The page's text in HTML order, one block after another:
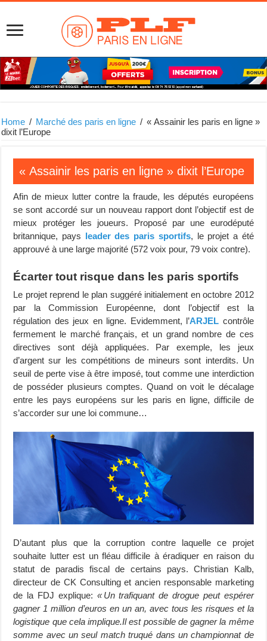
Home / Marché des paris en ligne / « Assainir les paris en ligne »
dixit l’Europe
« Assainir les paris en ligne » dixit l’Europe
Afin de mieux lutter contre la fraude, les députés européens
se sont accordé sur un nouveau rapport dont l’objectif est de
mieux protéger les joueurs. Proposé par une eurodéputé
britannique, pays leader des paris sportifs, le projet a été
approuvé à une large majorité (572 voix pour, 79 voix contre).
Écarter tout risque dans les paris sportifs
Le projet reprend le plan suggéré initialement en octobre 2012
par la Commission Européenne, dont l’objectif est la
régulation des jeux en ligne. Evidemment, l’ARJEL contrôle
fermement le marché français, et un grand nombre de ces
directives sont déjà appliquées. Par exemple, les jeux
d’argent sur les compétitions de mineurs sont interdits. Un
seuil de perte vise à être imposé, tout comme une interdiction
de posséder plusieurs comptes. Quand on voit le décalage
entre les pays européens sur les paris en ligne, difficile de
s’accorder sur une loi commune…
D’autant plus que la corruption contre laquelle ce projet
souhaite lutter est un fléau difficile à éradiquer en raison du
statut de paradis fiscal de certains pays. Christian Kalb,
directeur de CK Consulting et ancien responsable marketing
de la FDJ explique: « Un trafiquant de drogue peut espérer
gagner 1 million d’euros en un an, avec tous les risques et la
logistique que cela implique.Il est possible de gagner la même
somme avec un seul match truqué dans un championnat de